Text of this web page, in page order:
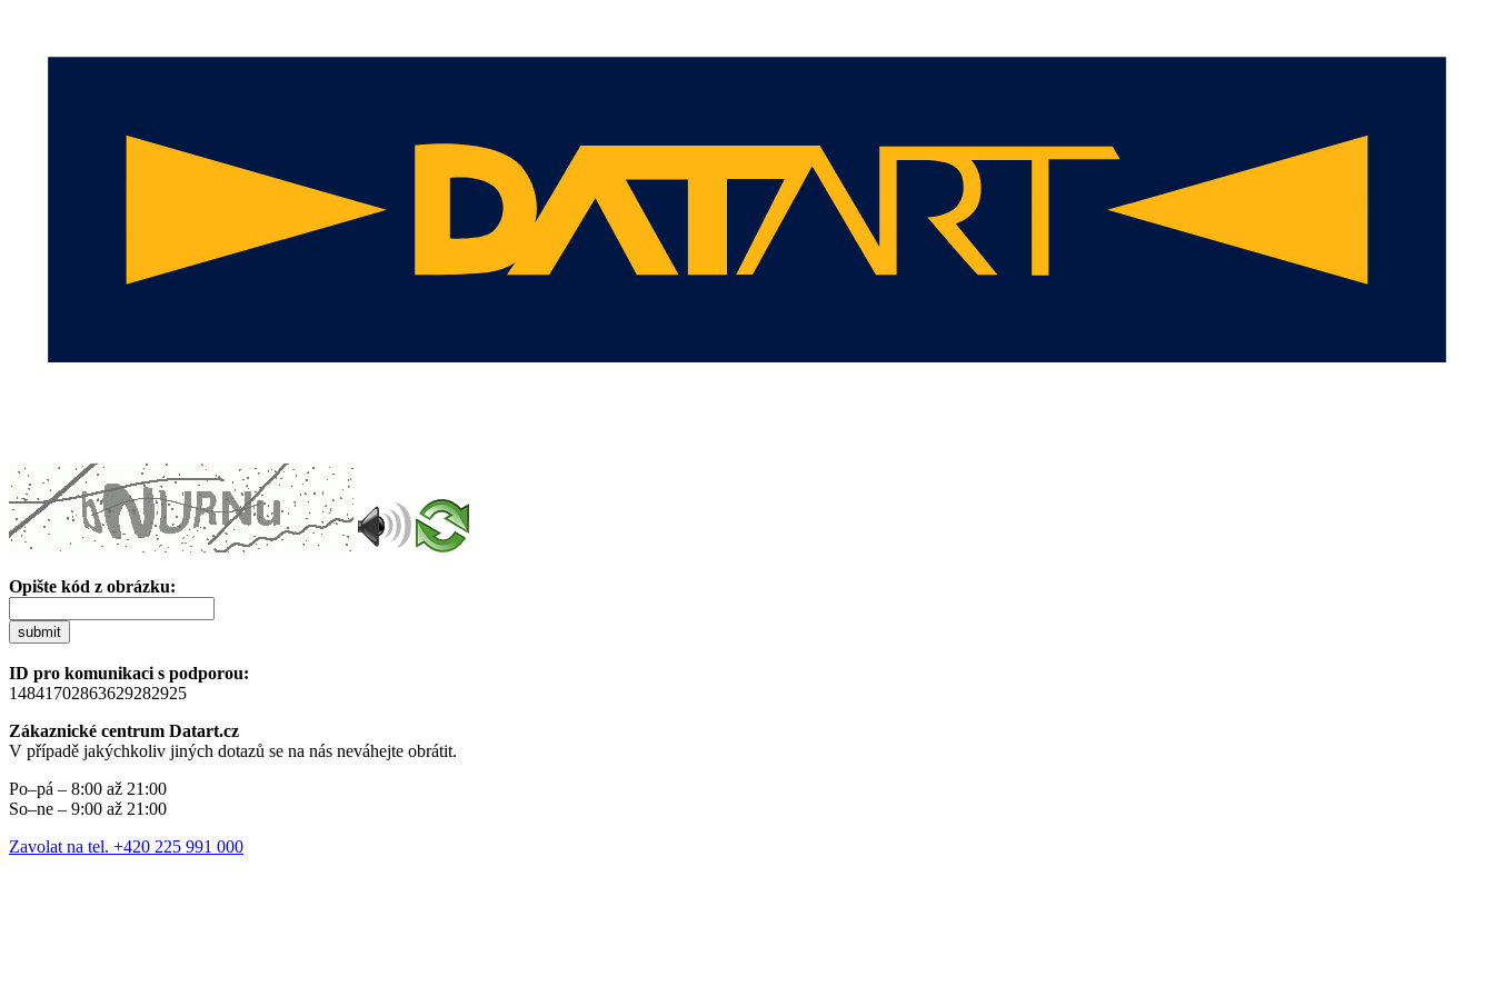
Opište kód z obrázku:
submit
ID pro komunikaci s podporou:
14841702863629282925
Zákaznické centrum Datart.cz
V případě jakýchkoliv jiných dotazů se na nás neváhejte obrátit.
Po–pá – 8:00 až 21:00
So–ne – 9:00 až 21:00
Zavolat na tel. +420 225 991 000